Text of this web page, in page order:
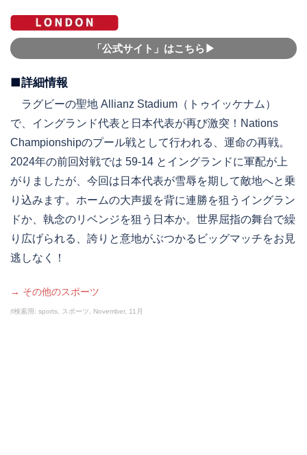
「公式サイト」はこちら▶︎
■詳細情報
ラグビーの聖地 Allianz Stadium（トゥイッケナム）
で、イングランド代表と日本代表が再び激突！Nations
Championshipのプール戦として行われる、運命の再戦。
2024年の前回対戦では 59-14 とイングランドに軍配が上
がりましたが、今回は日本代表が雪辱を期して敵地へと乗
り込みます。ホームの大声援を背に連勝を狙うイングラン
ドか、執念のリベンジを狙う日本か。世界屈指の舞台で繰
り広げられる、誇りと意地がぶつかるビッグマッチをお見
逃しなく！
→ その他のスポーツ
♯検索用: sports, スポーツ, November, 11月